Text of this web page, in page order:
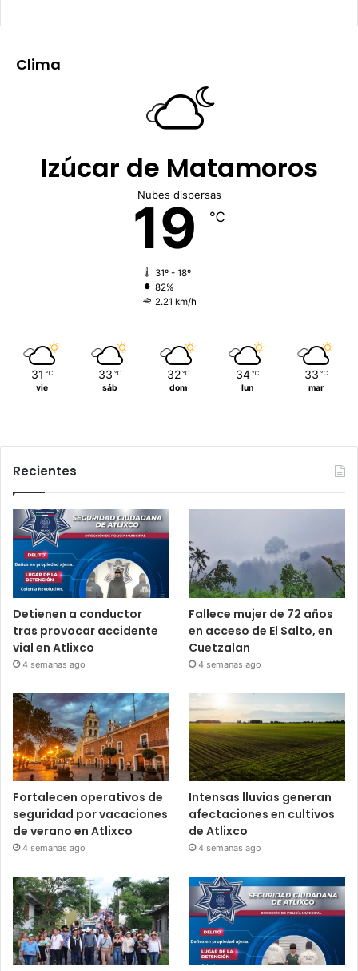
Clima
Izúcar de Matamoros
Nubes dispersas
19 ℃
31º - 18º
82%
2.21 km/h
31 ℃
vie
33 ℃
sáb
32 ℃
dom
34 ℃
lun
33 ℃
mar
Recientes
Detienen a conductor
tras provocar accidente
vial en Atlixco
4 semanas ago
Fallece mujer de 72 años
en acceso de El Salto, en
Cuetzalan
4 semanas ago
Fortalecen operativos de
seguridad por vacaciones
de verano en Atlixco
4 semanas ago
Intensas lluvias generan
afectaciones en cultivos
de Atlixco
4 semanas ago